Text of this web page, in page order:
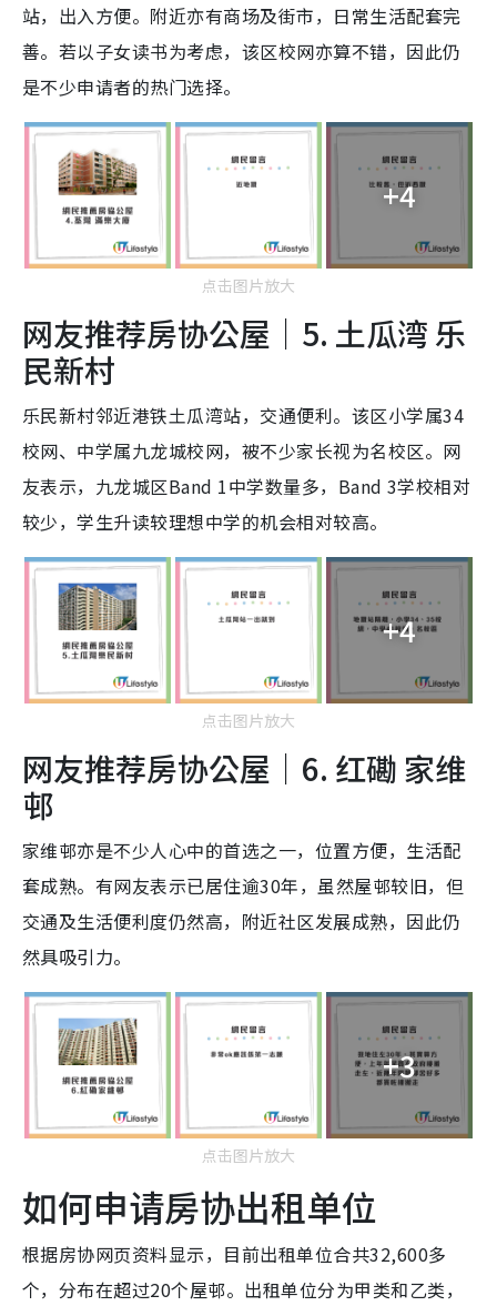
站，出入方便。附近亦有商场及街市，日常生活配套完
善。若以子女读书为考虑，该区校网亦算不错，因此仍
是不少申请者的热门选择。
+4
点击图片放大
网友推荐房协公屋｜5. 土瓜湾 乐
民新村
乐民新村邻近港铁土瓜湾站，交通便利。该区小学属34
校网、中学属九龙城校网，被不少家长视为名校区。网
友表示，九龙城区Band 1中学数量多，Band 3学校相对
较少，学生升读较理想中学的机会相对较高。
+4
点击图片放大
网友推荐房协公屋｜6. 红磡 家维
邨
家维邨亦是不少人心中的首选之一，位置方便，生活配
套成熟。有网友表示已居住逾30年，虽然屋邨较旧，但
交通及生活便利度仍然高，附近社区发展成熟，因此仍
然具吸引力。
+3
点击图片放大
如何申请房协出租单位
根据房协网页资料显示，目前出租单位合共32,600多
个，分布在超过20个屋邨。出租单位分为甲类和乙类，